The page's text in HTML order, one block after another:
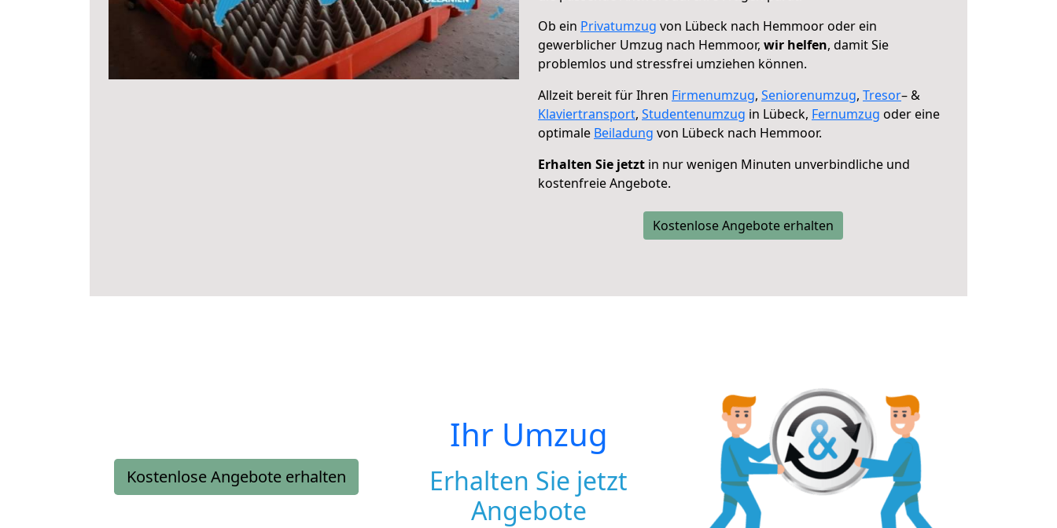
Ob ein Privatumzug von Lübeck nach Hemmoor oder ein
gewerblicher Umzug nach Hemmoor, wir helfen, damit Sie
problemlos und stressfrei umziehen können.
Allzeit bereit für Ihren Firmenumzug, Seniorenumzug, Tresor– &
Klaviertransport, Studentenumzug in Lübeck, Fernumzug oder eine
optimale Beiladung von Lübeck nach Hemmoor.
Erhalten Sie jetzt in nur wenigen Minuten unverbindliche und
kostenfreie Angebote.
Kostenlose Angebote erhalten
Kostenlose Angebote erhalten
Ihr Umzug
Erhalten Sie jetzt
Angebote